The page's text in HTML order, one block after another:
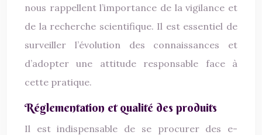
nous rappellent l’importance de la vigilance et
de la recherche scientifique. Il est essentiel de
surveiller l’évolution des connaissances et
d’adopter une attitude responsable face à
cette pratique.
Réglementation et qualité des produits
Il est indispensable de se procurer des e-